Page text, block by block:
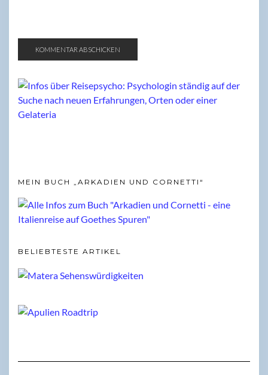
MEIN BUCH „ARKADIEN UND CORNETTI“
BELIEBTESTE ARTIKEL